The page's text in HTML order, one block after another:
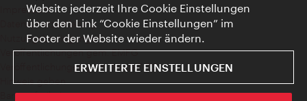
Impressum
Datenschutzerklärung
Nutzungsbedingungen
Veröffentlichungen gem. EMFG
Veröffentlichungen gem. MedKF‑TG
Hinweis geben
Barrierefreiheit
Website jederzeit Ihre Cookie Einstellungen
über den Link “Cookie Einstellungen” im
Footer der Website wieder ändern.
ERWEITERTE EINSTELLUNGEN